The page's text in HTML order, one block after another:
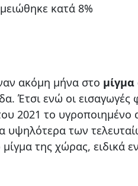
κατά 8%
ακόμη μήνα στο
Έτσι ενώ οι
2021 το υγροποιημένο
υψηλότερα των
της χώρας, ειδικά